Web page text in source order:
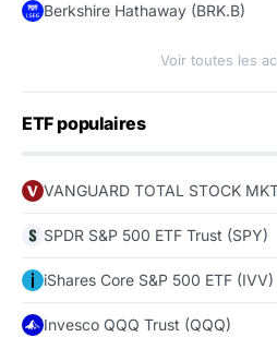
Berkshire Hathaway (BRK.B)
Voir toutes les
ETF populaires
VANGUARD TOTAL STOCK
SPDR S&P 500 ETF Trust (SPY)
iShares Core S&P 500 ETF (IVV)
Invesco QQQ Trust (QQQ)